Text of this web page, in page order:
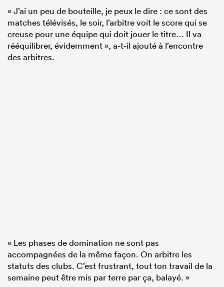
« J’ai un peu de bouteille, je peux le dire : ce sont des
matches télévisés, le soir, l’arbitre voit le score qui se
creuse pour une équipe qui doit jouer le titre… Il va
rééquilibrer, évidemment », a-t-il ajouté à l’encontre
des arbitres.
« Les phases de domination ne sont pas
accompagnées de la même façon. On arbitre les
statuts des clubs. C’est frustrant, tout ton travail de la
semaine peut être mis par terre par ça, balayé. »